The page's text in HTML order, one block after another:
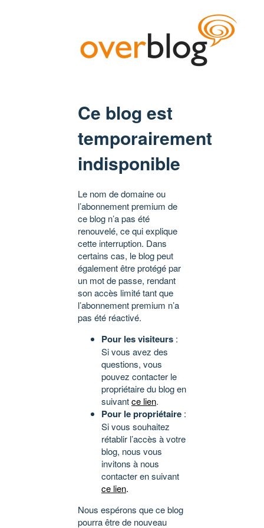
Ce blog est
temporairement
indisponible
Le nom de domaine ou
l’abonnement premium de
ce blog n’a pas été
renouvelé, ce qui explique
cette interruption. Dans
certains cas, le blog peut
également être protégé par
un mot de passe, rendant
son accès limité tant que
l’abonnement premium n’a
pas été réactivé.
Pour les visiteurs :
Si vous avez des
questions, vous
pouvez contacter le
propriétaire du blog en
suivantce lien.
Pour le propriétaire :
Si vous souhaitez
rétablir l’accès à votre
blog, nous vous
invitons à nous
contacter en suivant
ce lien.
Nous espérons que ce blog
pourra être de nouveau